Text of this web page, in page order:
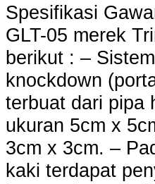
Spesifikasi
GLT-05 merek
berikut : –
knockdown
terbuat dari pipa
ukuran 5cm x
3cm x 3cm. –
kaki terdapat